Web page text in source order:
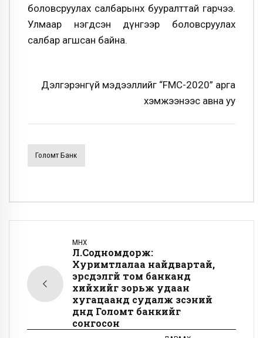
боловсруулах салбарынх бууралттай гарчээ.
Улмаар нэгдсэн дүнгээр боловсруулах
салбар агшсан байна.
Дэлгэрэнгүй мэдээллийг “FMC-2020” арга
хэмжээнээс авна уу
Голомт Банк
ӨМНӨХ
Л.Содномдорж:
Хуримтлалаа найдвартай,
эрсдэлгүй том банканд
хийхийг зорьж удаан
хугацаанд судалж үзсэний
дүнд Голомт банкийг
сонгосон